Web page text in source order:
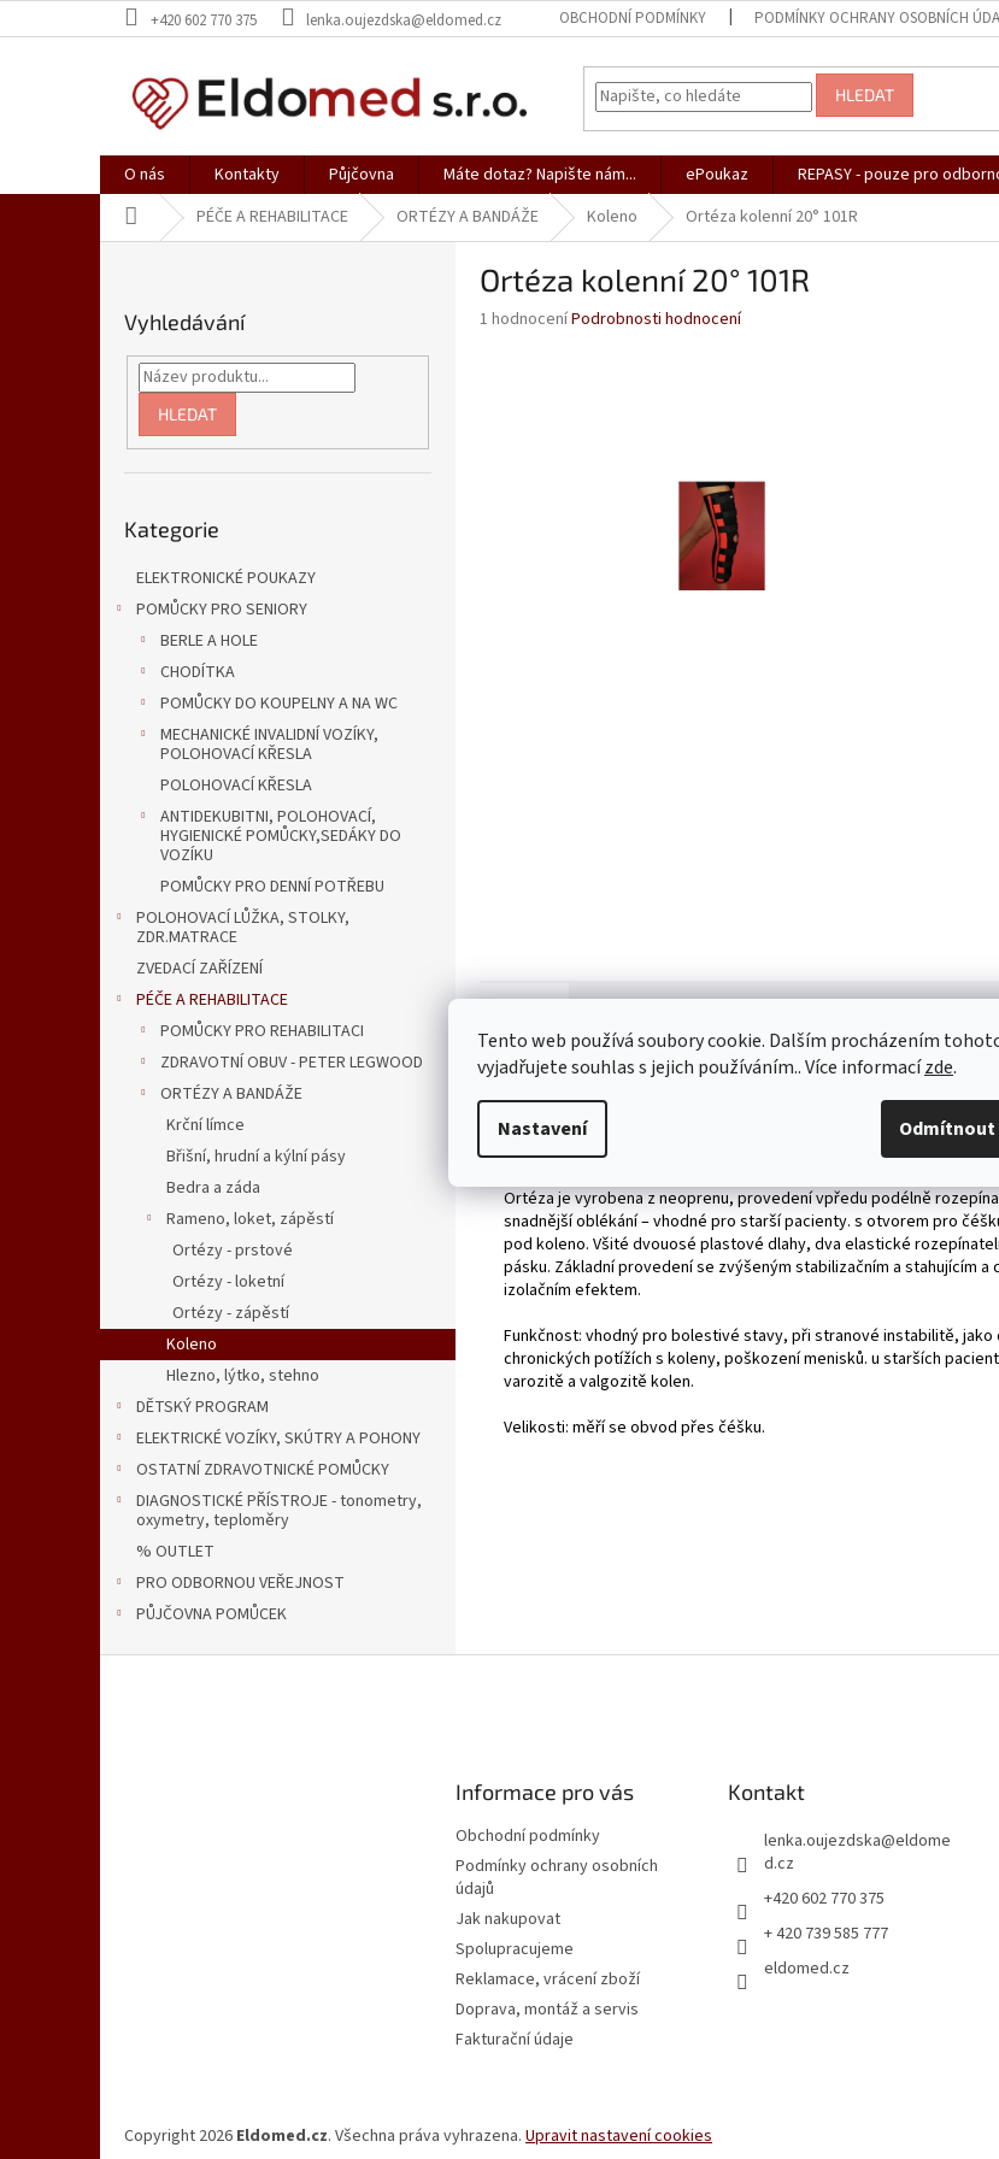
Tento web používá soubory cookie. Dalším procházením
vyjadřujete souhlas s jejich používáním.. Více informacízde.
Nastavení Odmítnout
na
+420 602 770 375 lenka.oujezdska@eldomed.cz OBCHODNÍ PODMÍNKY PODMÍNKY OCHRANY OSOBNÍCH
HLEDAT
O nás Kontakty Půjčovna Máte dotaz? Napište nám... ePoukaz REPASY - pouze pro
Domů PÉČE A REHABILITACE ORTÉZY A BANDÁŽE Koleno Ortéza kolenní 20° 101R
Vyhledávání
HLEDAT
kategorie
Kategorie
ELEKTRONICKÉ POUKAZY
POMŮCKY PRO SENIORY
BERLE A HOLE
CHODÍTKA
POMŮCKY DO KOUPELNY A NA WC
MECHANICKÉ INVALIDNÍ VOZÍKY,
POLOHOVACÍ KŘESLA
POLOHOVACÍ KŘESLA
ANTIDEKUBITNI, POLOHOVACÍ,
HYGIENICKÉ POMŮCKY,SEDÁKY DO
VOZÍKU
POMŮCKY PRO DENNÍ POTŘEBU
POLOHOVACÍ LŮŽKA, STOLKY,
ZDR.MATRACE
ZVEDACÍ ZAŘÍZENÍ
PÉČE A REHABILITACE
POMŮCKY PRO REHABILITACI
ZDRAVOTNÍ OBUV - PETER LEGWOOD
ORTÉZY A BANDÁŽE
Krční límce
Břišní, hrudní a kýlní pásy
Bedra a záda
Rameno, loket, zápěstí
Ortézy - prstové
Ortézy - loketní
Ortézy - zápěstí
Koleno
Hlezno, lýtko, stehno
DĚTSKÝ PROGRAM
ELEKTRICKÉ VOZÍKY, SKÚTRY A POHONY
OSTATNÍ ZDRAVOTNICKÉ POMŮCKY
DIAGNOSTICKÉ PŘÍSTROJE - tonometry,
oxymetry, teploměry
% OUTLET
PRO ODBORNOU VEŘEJNOST
PŮJČOVNA POMŮCEK
Ortéza kolenní 20° 101R
Průměrné
1 hodnoceníPodrobnosti hodnocení
Popis Diskuze
Detailní popis produktu
plně HRAZENO ZDRAV. POJIŠŤOVNOU , ÚHRADA: 974,40 Kč, kód
DOPLATEK 48,44 Kč
Ortéza je vyrobena z neoprenu, provedení vpředu podélně
snadnější oblékání – vhodné pro starší pacienty. s otvorem pro
pod koleno. Všité dvouosé plastové dlahy, dva elastické
pásku. Základní provedení se zvýšeným stabilizačním a stahujícím a
izolačním efektem.
Funkčnost: vhodný pro bolestivé stavy, při stranové instabilitě, jako
chronických potížích s koleny, poškození menisků. u starších
varozitě a valgozitě kolen.
Velikosti: měří se obvod přes čéšku.
Informace pro vás
Obchodní podmínky
Podmínky ochrany osobních
údajů
Jak nakupovat
Spolupracujeme
Reklamace, vrácení zboží
Doprava, montáž a servis
Fakturační údaje
Kontakt
lenka.oujezdska@eldome
d.cz
+420 602 770 375
+ 420 739 585 777
eldomed.cz
Copyright 2026 Eldomed.cz. Všechna práva vyhrazena. Upravit nastavení cookies